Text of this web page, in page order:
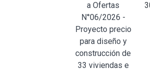
a Ofertas
N°06/2026 -
Proyecto precio
para diseño y
construcción de
33 viviendas e